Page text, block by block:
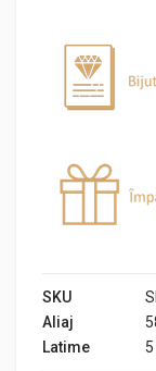
SKU
Aliaj
Latime